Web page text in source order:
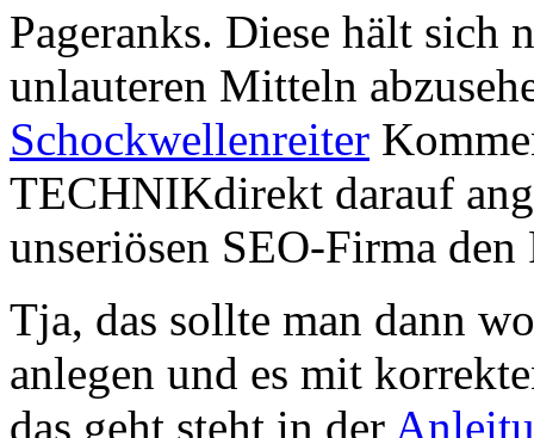
Pageranks. Diese hält sich
unlauteren Mitteln
Schockwellenreiter
TECHNIKdirekt darauf
unseriösen SEO-Firma
Tja, das sollte man dann
anlegen und es mit
das geht steht in der